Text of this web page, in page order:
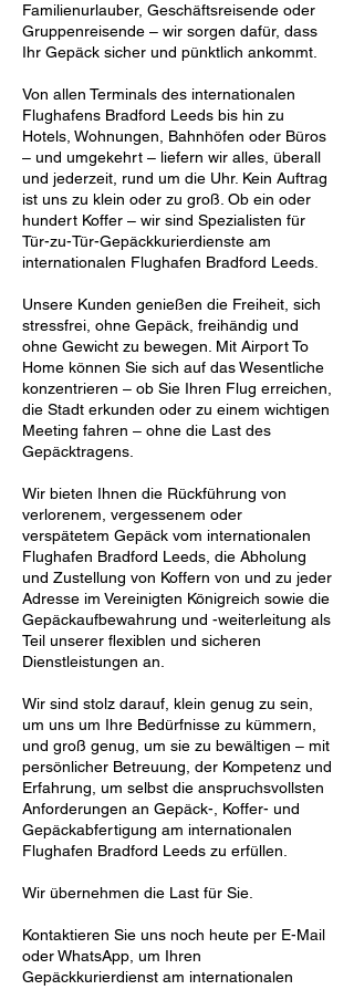
Familienurlauber, Geschäftsreisende oder
Gruppenreisende – wir sorgen dafür, dass
Ihr Gepäck sicher und pünktlich ankommt.
Von allen Terminals des internationalen
Flughafens Bradford Leeds bis hin zu
Hotels, Wohnungen, Bahnhöfen oder Büros
– und umgekehrt – liefern wir alles, überall
und jederzeit, rund um die Uhr. Kein Auftrag
ist uns zu klein oder zu groß. Ob ein oder
hundert Koffer – wir sind Spezialisten für
Tür-zu-Tür-Gepäckkurierdienste am
internationalen Flughafen Bradford Leeds.
Unsere Kunden genießen die Freiheit, sich
stressfrei, ohne Gepäck, freihändig und
ohne Gewicht zu bewegen. Mit Airport To
Home können Sie sich auf das Wesentliche
konzentrieren – ob Sie Ihren Flug erreichen,
die Stadt erkunden oder zu einem wichtigen
Meeting fahren – ohne die Last des
Gepäcktragens.
Wir bieten Ihnen die Rückführung von
verlorenem, vergessenem oder
verspätetem Gepäck vom internationalen
Flughafen Bradford Leeds, die Abholung
und Zustellung von Koffern von und zu jeder
Adresse im Vereinigten Königreich sowie die
Gepäckaufbewahrung und -weiterleitung als
Teil unserer flexiblen und sicheren
Dienstleistungen an.
Wir sind stolz darauf, klein genug zu sein,
um uns um Ihre Bedürfnisse zu kümmern,
und groß genug, um sie zu bewältigen – mit
persönlicher Betreuung, der Kompetenz und
Erfahrung, um selbst die anspruchsvollsten
Anforderungen an Gepäck-, Koffer- und
Gepäckabfertigung am internationalen
Flughafen Bradford Leeds zu erfüllen.
Wir übernehmen die Last für Sie.
Kontaktieren Sie uns noch heute per E-Mail
oder WhatsApp, um Ihren
Gepäckkurierdienst am internationalen